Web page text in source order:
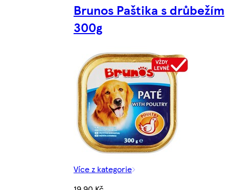
Brunos Paštika s drůbežím
300g
Více z kategorie